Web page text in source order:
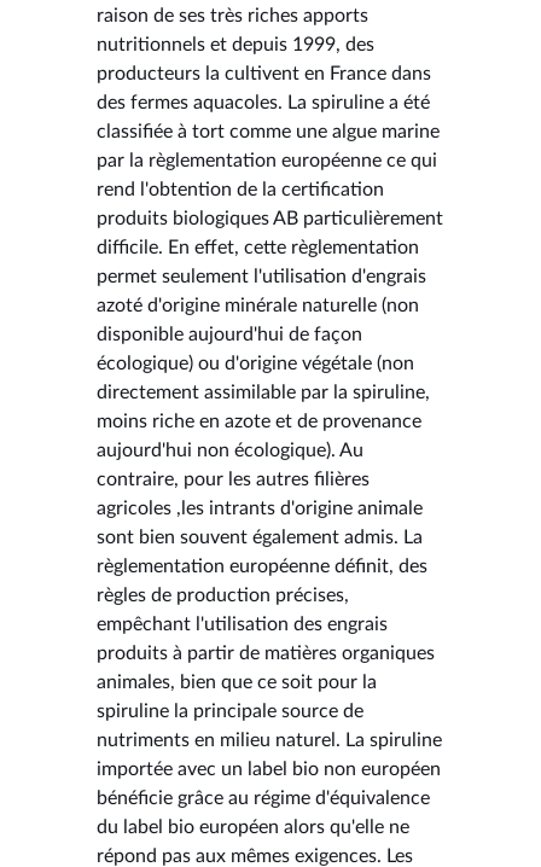
raison de ses très riches apports
nutritionnels et depuis 1999, des
producteurs la cultivent en France dans
des fermes aquacoles. La spiruline a été
classifiée à tort comme une algue marine
par la règlementation européenne ce qui
rend l'obtention de la certification
produits biologiques AB particulièrement
difficile. En effet, cette règlementation
permet seulement l'utilisation d'engrais
azoté d'origine minérale naturelle (non
disponible aujourd'hui de façon
écologique) ou d'origine végétale (non
directement assimilable par la spiruline,
moins riche en azote et de provenance
aujourd'hui non écologique). Au
contraire, pour les autres filières
agricoles ,les intrants d'origine animale
sont bien souvent également admis. La
règlementation européenne définit, des
règles de production précises,
empêchant l'utilisation des engrais
produits à partir de matières organiques
animales, bien que ce soit pour la
spiruline la principale source de
nutriments en milieu naturel. La spiruline
importée avec un label bio non européen
bénéficie grâce au régime d'équivalence
du label bio européen alors qu'elle ne
répond pas aux mêmes exigences. Les